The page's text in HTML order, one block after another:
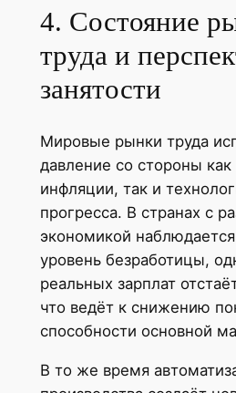
4. Состояние
труда и
занятости
Мировые рынки труда
давление со стороны
инфляции, так и
прогресса. В странах с
экономикой
уровень безработицы,
реальных зарплат
что ведёт к снижению
способности основной
В то же время